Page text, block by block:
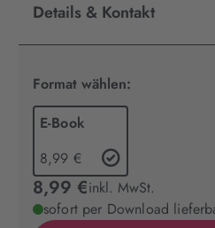
Details & Kontakt
Format wählen:
E-Book
8,99 €
8,99 €inkl. MwSt.
sofort per Download